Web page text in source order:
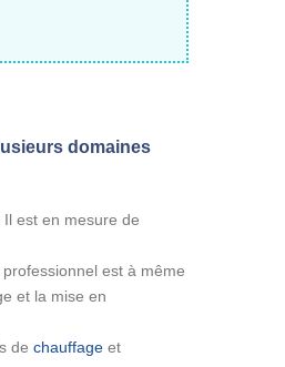
domaines
Il est en mesure de
est à même
et la mise en
de chauffage et